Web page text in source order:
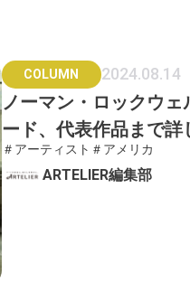
COLUMN 2024.08.14
ノーマン・ロックウェ
ード、代表作品まで詳
＃アーティスト ＃アメリカ
ARTELIER編集部